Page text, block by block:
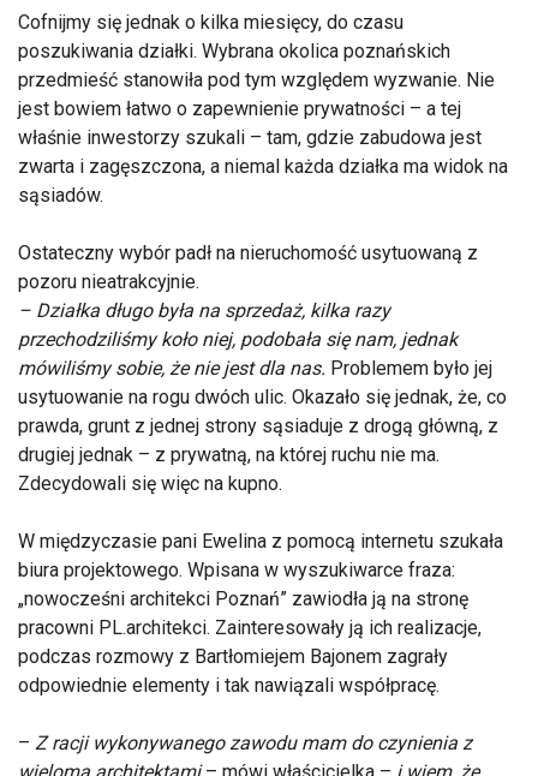
Cofnijmy się jednak o kilka miesięcy, do czasu
poszukiwania działki. Wybrana okolica poznańskich
przedmieść stanowiła pod tym względem wyzwanie. Nie
jest bowiem łatwo o zapewnienie prywatności – a tej
właśnie inwestorzy szukali – tam, gdzie zabudowa jest
zwarta i zagęszczona, a niemal każda działka ma widok na
sąsiadów.
Ostateczny wybór padł na nieruchomość usytuowaną z
pozoru nieatrakcyjnie.
– Działka długo była na sprzedaż, kilka razy
przechodziliśmy koło niej, podobała się nam, jednak
mówiliśmy sobie, że nie jest dla nas. Problemem było jej
usytuowanie na rogu dwóch ulic. Okazało się jednak, że, co
prawda, grunt z jednej strony sąsiaduje z drogą główną, z
drugiej jednak – z prywatną, na której ruchu nie ma.
Zdecydowali się więc na kupno.
W międzyczasie pani Ewelina z pomocą internetu szukała
biura projektowego. Wpisana w wyszukiwarce fraza:
„nowocześni architekci Poznań” zawiodła ją na stronę
pracowni PL.architekci. Zainteresowały ją ich realizacje,
podczas rozmowy z Bartłomiejem Bajonem zagrały
odpowiednie elementy i tak nawiązali współpracę.
– Z racji wykonywanego zawodu mam do czynienia z